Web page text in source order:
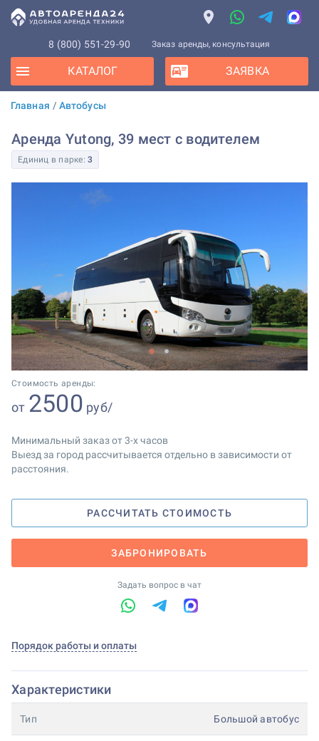
8 (800) 551-29-90 Заказ аренды, консультация
КАТАЛОГ ЗАЯВКА
Главная / Автобусы
Аренда Yutong, 39 мест с водителем
Единиц в парке: 3
1 2
Стоимость аренды:
от 2500 руб/
Минимальный заказ от 3-х часов
Выезд за город рассчитывается отдельно в зависимости от
расстояния.
РАССЧИТАТЬ СТОИМОСТЬ
ЗАБРОНИРОВАТЬ
Задать вопрос в чат
Порядок работы и оплаты
Характеристики
Тип Большой автобус